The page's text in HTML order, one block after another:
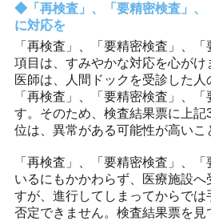
「再検査」、「要精密検査」
に対応を
「再検査」、「要精密検査」、
項目は、すみやかな対応を心がけ
医師は、人間ドックを受診した人
「再検査」、「要精密検査」、
す。そのため、検査結果票に上
位は、異常がある可能性が高いこ
「再検査」、「要精密検査」、
いるにもかかわらず、医療施設へ
すが、進行してしまってからでは
否定できません。検査結果票を